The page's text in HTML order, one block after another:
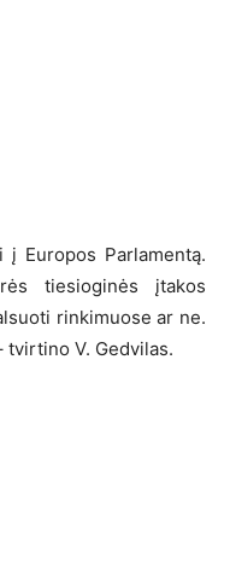
Europos Parlamentą.
tiesioginės įtakos
rinkimuose ar ne.
tvirtino V. Gedvilas.